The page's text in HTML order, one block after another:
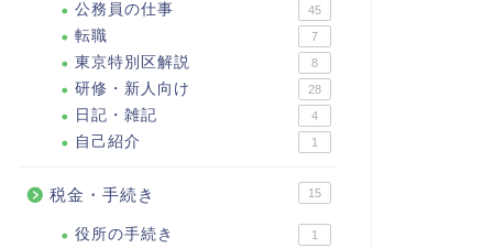
公務員の仕事 45
転職 7
東京特別区解説 8
研修・新人向け 28
日記・雑記 4
自己紹介 1
税金・手続き 15
役所の手続き 1